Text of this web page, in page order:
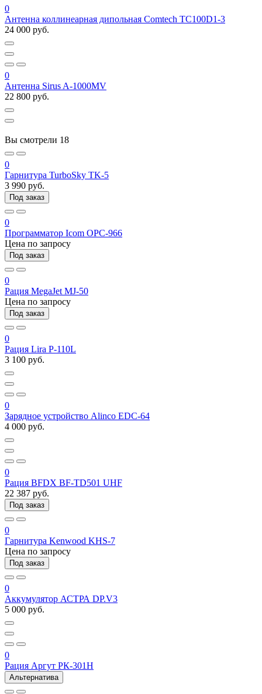
0
Антенна коллинеарная дипольная Comtech TC100D1-3
24 000 руб.
0
Антенна Sirus A-1000MV
22 800 руб.
Вы смотрели 18
0
Гарнитура TurboSky TK-5
3 990 руб.
Под заказ
0
Программатор Icom OPC-966
Цена по запросу
Под заказ
0
Рация MegaJet MJ-50
Цена по запросу
Под заказ
0
Рация Lira P-110L
3 100 руб.
0
Зарядное устройство Alinco EDC-64
4 000 руб.
0
Рация BFDX BF-TD501 UHF
22 387 руб.
Под заказ
0
Гарнитура Kenwood KHS-7
Цена по запросу
Под заказ
0
Аккумулятор АСТРА DP.V3
5 000 руб.
0
Рация Аргут РК-301Н
Альтернатива